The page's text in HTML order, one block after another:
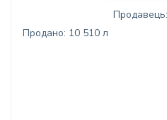
Продавець:
Продано: 10 510 л